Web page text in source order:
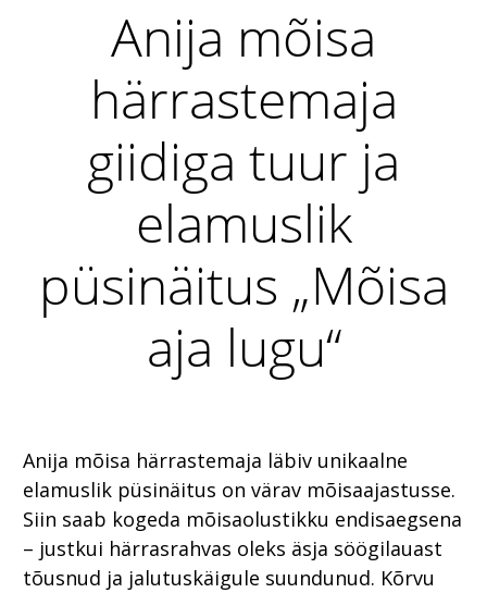
Anija mõisa
härrastemaja
giidiga tuur ja
elamuslik
püsinäitus „Mõisa
aja lugu“
Anija mõisa härrastemaja läbiv unikaalne
elamuslik püsinäitus on värav mõisaajastusse.
Siin saab kogeda mõisaolustikku endisaegsena
– justkui härrasrahvas oleks äsja söögilauast
tõusnud ja jalutuskäigule suundunud. Kõrvu